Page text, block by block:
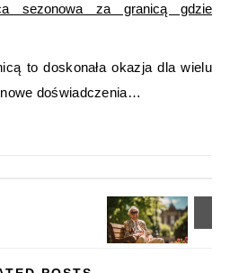
sezonowa za granicą gdzie
to doskonała okazja dla wielu
doświadczenia…